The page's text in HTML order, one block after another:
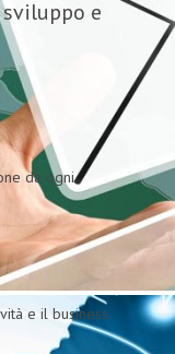
sviluppo e
da ogni
e il business